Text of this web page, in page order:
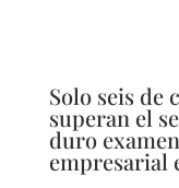
Solo seis de
superan el
duro
empresarial